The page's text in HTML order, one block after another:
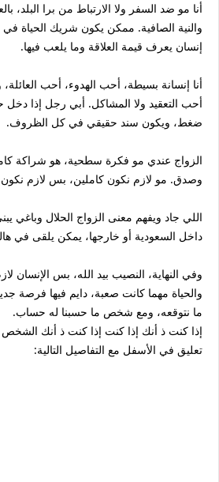
أنا مو ضد السفر ولا الارتباط من برا البلد،
والنية الصافية. ممكن يكون شريك الحياة
إنسان يعرف قيمة العلاقة وما يلعب فيها.
أنا إنسانة بسيطة، أحب الهدوء، أحب
أحب التعقيد ولا المشاكل. أبي رجل إذا دخل
ضغط، ويكون سند حقيقي في كل الظروف.
الزواج عندي مو فكرة سطحية، هو شراكة
وصدق. مو لازم نكون كاملين، بس لازم
اللي جاد ويفهم معنى الزواج الحلال وباغي
داخل السعودية أو خارجها، يمكن يلقى في
وفي النهاية، النصيب بيد الله، بس الإنسان
والحياة مهما كانت صعبة، دايم فيها فرصة
ما نتوقعه، ومع شخص ما حسبنا له حساب.
إذا كنت ذ أنك إذا كنت إذا كنت ذ أنك
تعليق في الأسفل مع التفاصيل التالية: